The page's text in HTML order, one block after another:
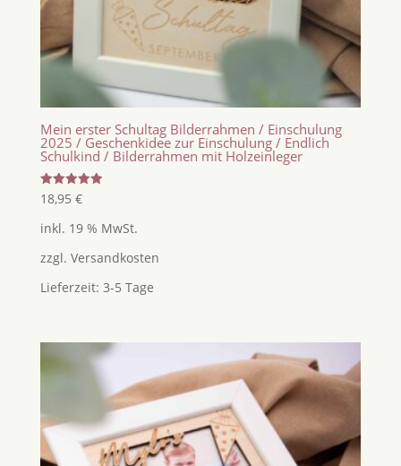
Mein erster Schultag Bilderrahmen / Einschulung
2025 / Geschenkidee zur Einschulung / Endlich
Schulkind / Bilderrahmen mit Holzeinleger
Bewertet
mit
von 5
18,95 €
inkl. 19 % MwSt.
zzgl. Versandkosten
Lieferzeit: 3-5 Tage